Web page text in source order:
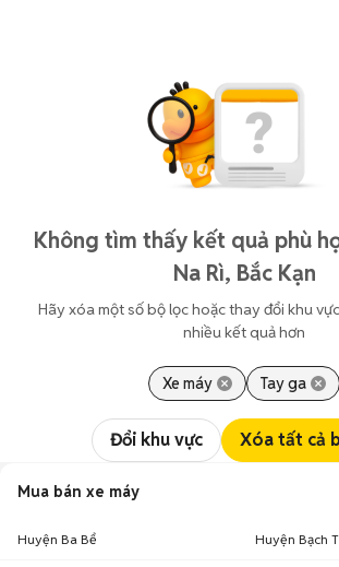
Không tìm thấy kết quả phù
Na Rì, Bắc Kạn
Hãy xóa một số bộ lọc hoặc thay đổi khu
nhiều kết quả hơn
Xe máy Tay ga
Đổi khu vực Xóa tất cả
Mua bán xe máy
Huyện Ba Bể Huyện Bạch